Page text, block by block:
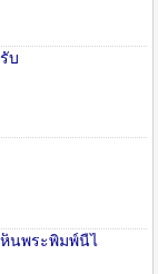
บ
นพระพิมพ์นี้ไ